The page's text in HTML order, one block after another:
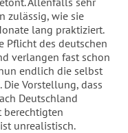
zulässig, wie sie
lang praktiziert.
Pflicht des deutschen
verlangen fast schon
endlich die selbst
Vorstellung, dass
Deutschland
berechtigten
unrealistisch.